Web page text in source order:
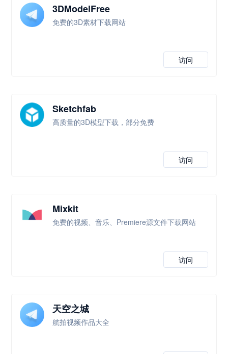
3DModelFree
免费的3D素材下载网站
访问
Sketchfab
高质量的3D模型下载，部分免费
访问
Mixkit
免费的视频、音乐、Premiere源文件下载网站
访问
天空之城
航拍视频作品大全